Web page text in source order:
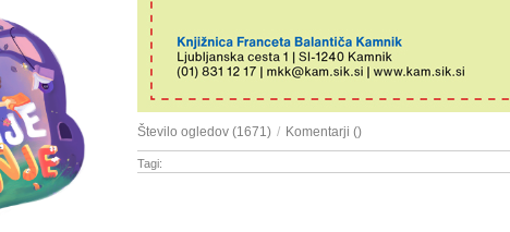
Število ogledov (1671) / Komentarji ()
Tagi: